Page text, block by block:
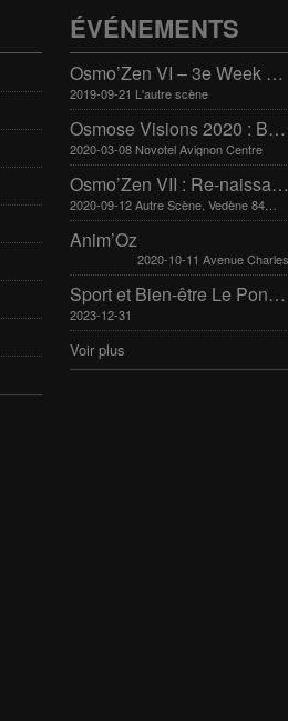
ÉVÉNEMENTS
Osmo’Zen VI – 3e Week end international du bien-être
2019-09-21 L'autre scène
Osmose Visions 2020 : Bien-être et arts divinatoires
2020-03-08 Novotel Avignon Centre
Osmo’Zen VII : Re-naissance
2020-09-12 Autre Scène, Vedène 84270
Anim’Oz
Sport et Bien-être Le Pontet 16-17 mars 2024
2023-12-31
Voir plus